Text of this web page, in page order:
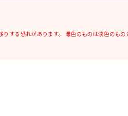
する恐れがあります。 濃色のものは淡色のもの